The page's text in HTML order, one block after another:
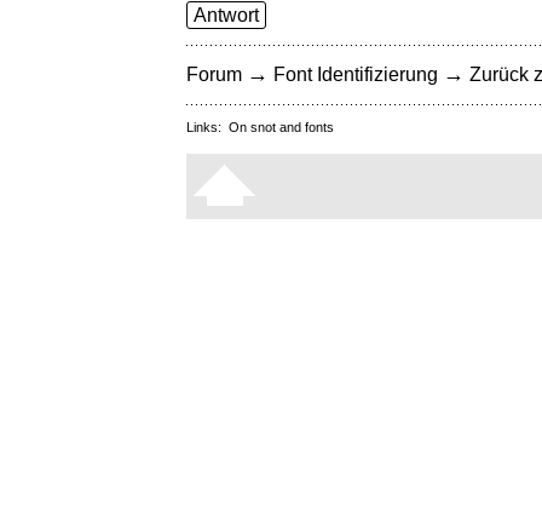
Antwort
Forum → Font Identifizierung → Zurück
Links: On snot and fonts